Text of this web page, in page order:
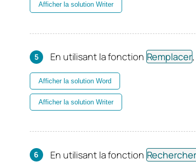
Afficher la solution Writer
En utilisant la fonction Remplacer
Afficher la solution Word
Afficher la solution Writer
En utilisant la fonction